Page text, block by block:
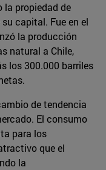
propiedad de
capital. Fue en el
la producción
natural a Chile,
los 300.000 barriles
de tendencia
El consumo
para los
que el
la